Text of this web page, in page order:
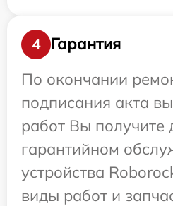
4
Гарантия
По окончании
подписания акта
работ Вы получите
гарантийном
устройства
виды работ и